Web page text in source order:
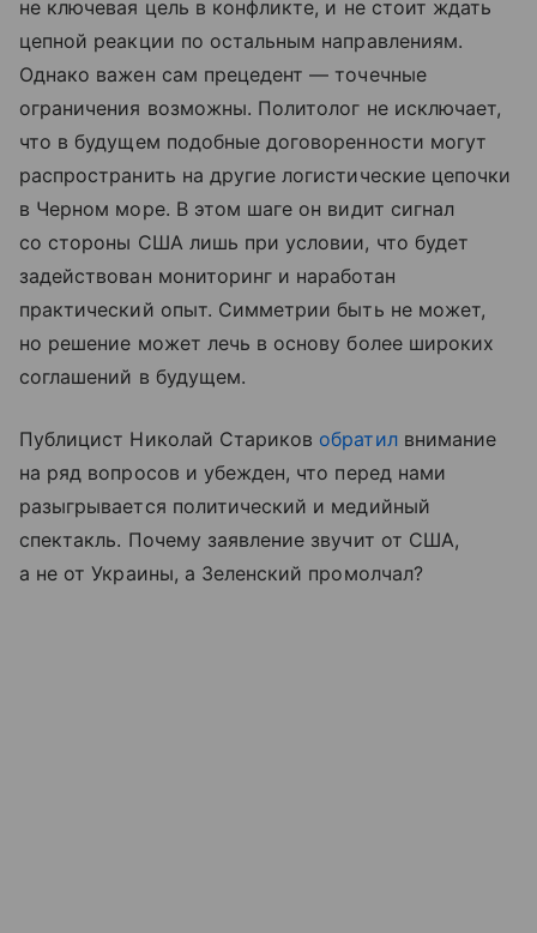
не ключевая цель в конфликте, и не стоит ждать
цепной реакции по остальным направлениям.
Однако важен сам прецедент — точечные
ограничения возможны. Политолог не исключает,
что в будущем подобные договоренности могут
распространить на другие логистические цепочки
в Черном море. В этом шаге он видит сигнал
со стороны США лишь при условии, что будет
задействован мониторинг и наработан
практический опыт. Симметрии быть не может,
но решение может лечь в основу более широких
соглашений в будущем.
Публицист Николай Стариков обратилвнимание
на ряд вопросов и убежден, что перед нами
разыгрывается политический и медийный
спектакль. Почему заявление звучит от США,
а не от Украины, а Зеленский промолчал?